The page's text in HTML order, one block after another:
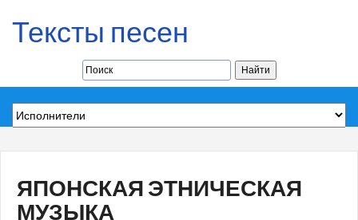
Тексты песен
ЯПОНСКАЯ ЭТНИЧЕСКАЯ
МУЗЫКА